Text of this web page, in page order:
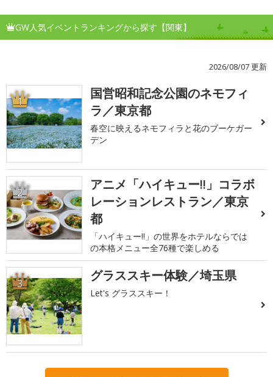
GW人気イベントランキングから探す【関東】
2026/08/07 更新
1
国営昭和記念公園のネモフィ
ラ／東京都
春空に映えるネモフィラと花のブーケガー
デン
2
アニメ「ハイキュー!!」コラボ
レーションレストラン／東京
都
「ハイキュー!!」の世界をホテルならでは
の本格メニュー全76種で楽しめる
3 グラススキー体験／埼玉県
Let's グラススキー！